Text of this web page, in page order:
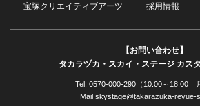
宝塚クリエイティブアーツ 採用情報
【お問い合わせ】
タカラヅカ・スカイ・ステージ カス
Tel. 0570-000-290（10:00～18:00
Mail skystage@takarazuka-revue-